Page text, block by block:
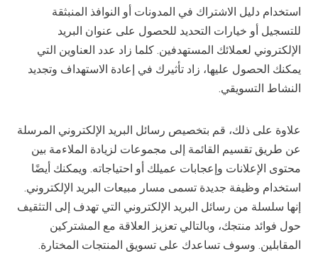
استخدام دليل الاشتراك في المدونات أو النوافذ المنبثقة
للتسجيل أو خيارات التحديد للحصول على عنوان البريد
الإلكتروني لعملائك المستهدفين. كلما زاد عدد العناوين التي
يمكنك الحصول عليها، زاد تأثيرك في إعادة الاستهداف وتجديد
النشاط التسويقي.
علاوة على ذلك، قم بتخصيص رسائل البريد الإلكتروني المرسلة
عن طريق تقسيم القائمة إلى مجموعات لزيادة الملاءمة بين
محتوى الإعلانات وإعجابات عميلك أو احتياجاته. ويمكنك أيضًا
استخدام وظيفة جديدة تسمى مسار مبيعات البريد الإلكتروني.
إنها سلسلة من رسائل البريد الإلكتروني التي تهدف إلى التثقيف
حول فوائد منتجك، وبالتالي تعزيز العلاقة مع المشتركين
المقابلين. وسوف تساعدك على تسويق المنتجات المختارة.